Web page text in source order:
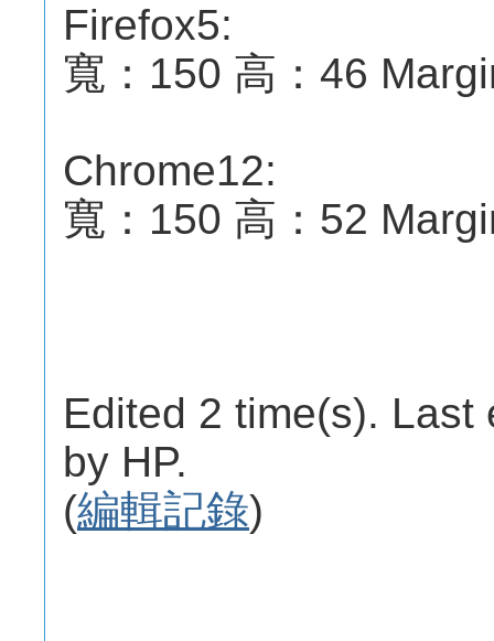
Firefox5:
寬：150 高：46
Chrome12:
寬：150 高：52
Edited 2 time(s). Last
by HP.
(編輯記錄)